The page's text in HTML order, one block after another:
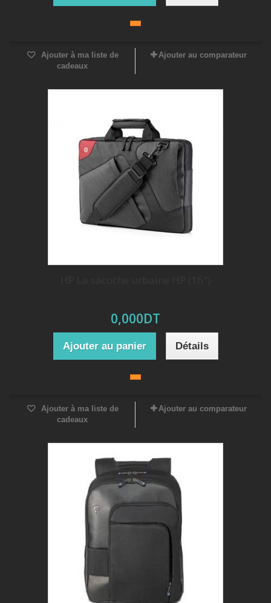
Ajouter à ma liste de
cadeaux
Ajouter au comparateur
0,000DT
Ajouter au panier Détails
Ajouter à ma liste de
cadeaux
Ajouter au comparateur